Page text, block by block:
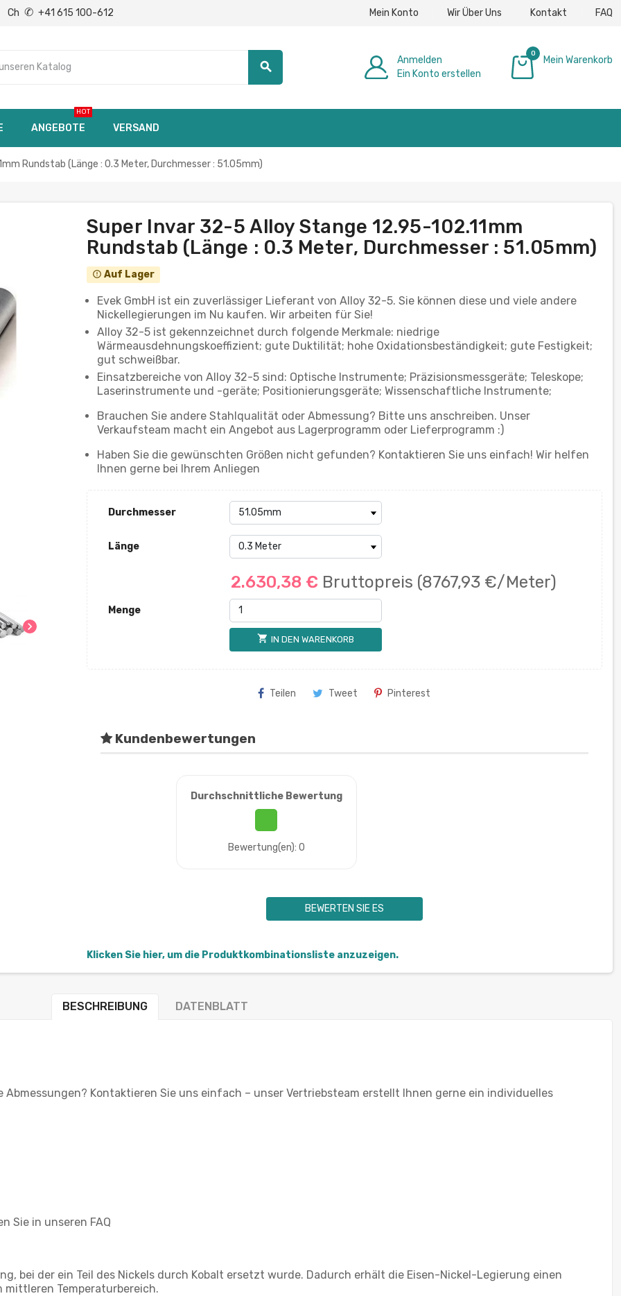
Ch ✆ +41 615 100-612 Mein Konto Wir Über Uns Kontakt FAQ
search
Anmelden
Ein Konto erstellen
0
Mein Warenkorb
ANGEBOTE
HOT
VERSAND
Rundstab (Länge : 0.3 Meter, Durchmesser : 51.05mm)
chevron_right
Super Invar 32-5 Alloy Stange 12.95-102.11mm
Rundstab (Länge : 0.3 Meter, Durchmesser : 51.05mm)
error_outline Auf Lager
Evek GmbH ist ein zuverlässiger Lieferant von Alloy 32-5. Sie können diese und viele andere
Nickellegierungen im Nu kaufen. Wir arbeiten für Sie!
Alloy 32-5 ist gekennzeichnet durch folgende Merkmale: niedrige
Wärmeausdehnungskoeffizient; gute Duktilität; hohe Oxidationsbeständigkeit; gute Festigkeit;
gut schweißbar.
Einsatzbereiche von Alloy 32-5 sind: Optische Instrumente; Präzisionsmessgeräte; Teleskope;
Laserinstrumente und -geräte; Positionierungsgeräte; Wissenschaftliche Instrumente;
Brauchen Sie andere Stahlqualität oder Abmessung? Bitte uns anschreiben. Unser
Verkaufsteam macht ein Angebot aus Lagerprogramm oder Lieferprogramm :)
Haben Sie die gewünschten Größen nicht gefunden? Kontaktieren Sie uns einfach! Wir helfen
Ihnen gerne bei Ihrem Anliegen
Durchmesser
Länge
2.630,38 € Bruttopreis (8767,93 €/Meter)
Menge
shopping_cart IN DEN WARENKORB
Teilen Tweet Pinterest
Kundenbewertungen
Durchschnittliche Bewertung
Bewertung(en): 0
BEWERTEN SIE ES
Klicken Sie hier, um die Produktkombinationsliste anzuzeigen.
BESCHREIBUNG DATENBLATT
Kontaktieren Sie uns einfach – unser Vertriebsteam erstellt Ihnen gerne ein individuelles
Sie in unseren FAQ
bei der ein Teil des Nickels durch Kobalt ersetzt wurde. Dadurch erhält die Eisen-Nickel-Legierung einen
mittleren Temperaturbereich.